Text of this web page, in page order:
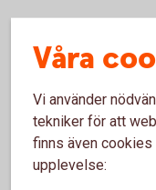
Våra
Vi använder
tekniker för att
finns även cookies
upplevelse: